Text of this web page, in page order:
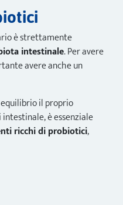
è strettamente
intestinale. Per avere
avere anche un
il proprio
è essenziale
ricchi di probiotici,